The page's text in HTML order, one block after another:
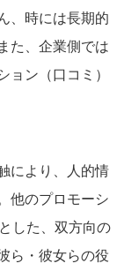
、時には長期的
た、企業側では
ン（口コミ）
により、人的情
他のプロモーシ
した、双方向の
ら・彼女らの役